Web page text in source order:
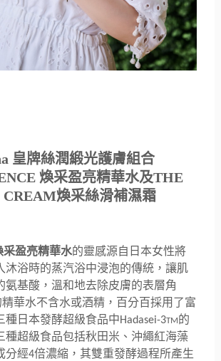
皇牌絲潤緞光護膚組合
煥采盈亮精華水及THE
煥采絲滑補濕霜
采盈亮精華水的靈感源自日本女性將
沐浴時的蒸汽浴中浸泡的傳統，讓肌
氨基酸， 溫和地去除皮膚的表層角
精華水不含水或酒精， 百分百採用了富
種日本發酵超級食品中Hadasei-3TM的
種超級食品包括秋田米、 沖繩紅海藻
分經4倍濃縮， 其雙重發酵過程所產生